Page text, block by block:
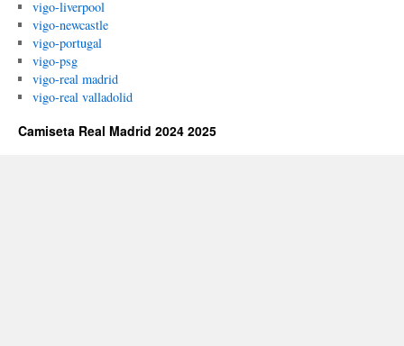
vigo-liverpool
vigo-newcastle
vigo-portugal
vigo-psg
vigo-real madrid
vigo-real valladolid
Camiseta Real Madrid 2024 2025